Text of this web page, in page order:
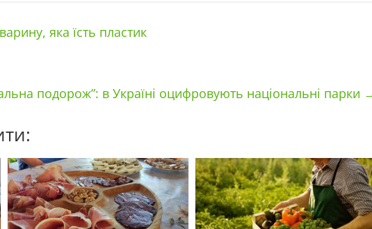
яка їсть пластик
подорож”: в Україні оцифровують національні парки